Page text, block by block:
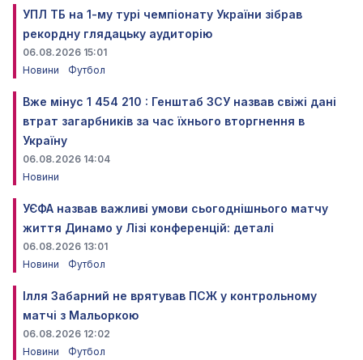
УПЛ ТБ на 1-му турі чемпіонату України зібрав
рекордну глядацьку аудиторію
06.08.2026 15:01
Новини
Футбол
Вже мінус 1 454 210 : Генштаб ЗСУ назвав свіжі дані
втрат загарбників за час їхнього вторгнення в
Україну
06.08.2026 14:04
Новини
УЄФА назвав важливі умови сьогоднішнього матчу
життя Динамо у Лізі конференцій: деталі
06.08.2026 13:01
Новини
Футбол
Ілля Забарний не врятував ПСЖ у контрольному
матчі з Мальоркою
06.08.2026 12:02
Новини
Футбол